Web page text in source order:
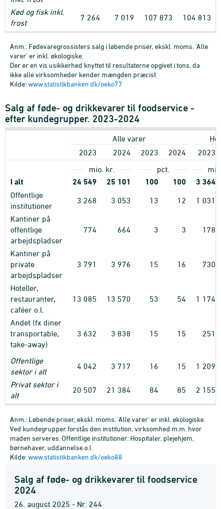
Kød og fisk inkl.
frost
7 264 7 019 107 873 104 813
Anm.: Fødevaregrossisters salg i løbende priser, ekskl. moms. 'Alle
varer' er inkl. økologiske.
Der er en vis usikkerhed knyttet til resultaterne opgivet i tons, da
ikke alle virksomheder kender mængden præcist.
Kilde:www.statistikbanken.dk/oeko77
Salg af føde- og drikkevarer til foodservice -
efter kundegrupper. 2023-2024
Alle varer
2023
2024 2023 2024
2023
mio. kr.
pct.
I alt 24 549 25 101 100 100 3 364
Offentlige
institutioner
3 268 3 053 13 12 1 031
Kantiner på
offentlige
arbejdspladser
774 664 3 3 178
Kantiner på
private
arbejdspladser
3 791 3 976 15 16 730
Hoteller,
restauranter,
caféer o.l.
13 085 13 570 53 54 1 174
Andet (fx diner
transportable,
take-away)
3 632 3 838 15 15 251
Offentlige
sektor i alt
4 042 3 717 16 15 1 209
Privat sektor i
alt
20 507 21 384 84 85 2 155
Anm.: Løbende priser, ekskl. moms. 'Alle varer' er inkl. økologiske.
Ved kundegrupper forstås den institution, virksomhed m.m. hvor
maden serveres. Offentlige institutioner: Hospitaler, plejehjem,
børnehaver, uddannelse o.l.
Kilde:www.statistikbanken.dk/oeko88
Salg af føde- og drikkevarer til foodservice
2024
26. august 2025 - Nr. 244